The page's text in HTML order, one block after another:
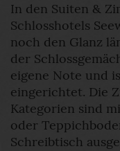
In den Suiten &
Schlosshotels
noch den Glanz
der
eigene Note und
eingerichtet. Die
Kategorien sind
oder
Schreibtisch